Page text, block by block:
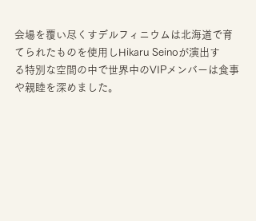
会場を覆い尽くすデルフィニウムは北海道で育
てられたものを使用しHikaru Seinoが演出す
る特別な空間の中で世界中のVIPメンバーは食事
や親睦を深めました。